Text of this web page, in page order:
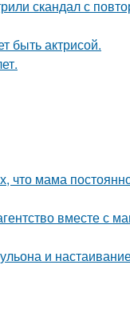
скандал с
быть актрисой.
что мама
вместе с
и